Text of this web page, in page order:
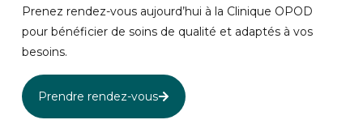
Prenez rendez-vous aujourd’hui à la Clinique OPOD
pour bénéficier de soins de qualité et adaptés à vos
besoins.
Prendre rendez-vous